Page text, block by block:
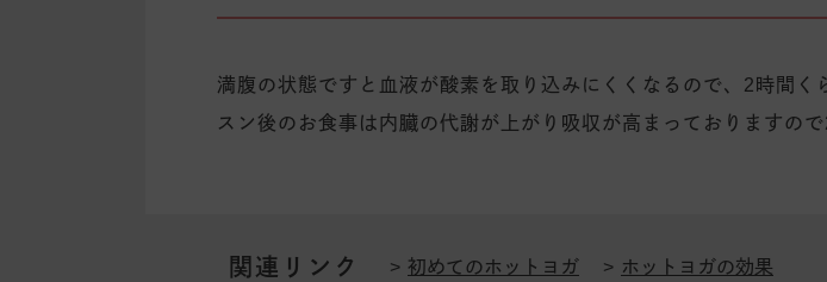
満腹の状態ですと血液が酸素を取り込みにくくなるので、2時間
スン後のお食事は内臓の代謝が上がり吸収が高まっておりますの
関連リンク 初めてのホットヨガ ホットヨガの効果